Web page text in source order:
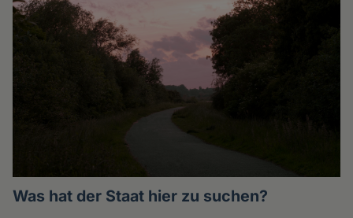
Was hat der Staat hier zu suchen?